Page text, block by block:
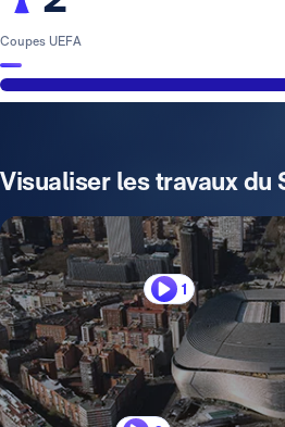
Coupes UEFA
Visualiser les travaux du
1